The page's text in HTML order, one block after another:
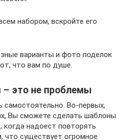
набором, вскройте его
варианты и фото поделок
что вам по душе.
это не проблемы
Во-первых,
Вы сможете сделать шаблоны
когда надоест повторять
что существует огромное